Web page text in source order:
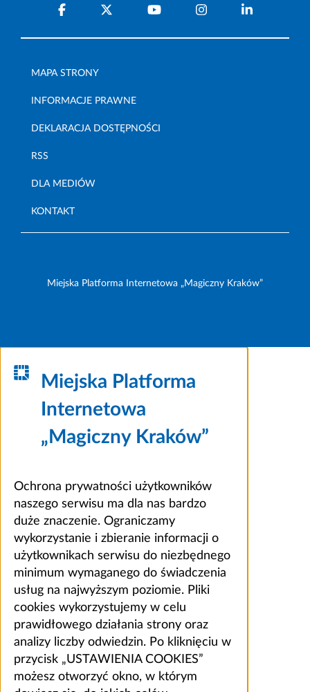
MAPA STRONY
INFORMACJE PRAWNE
DEKLARACJA DOSTĘPNOŚCI
RSS
DLA MEDIÓW
KONTAKT
Miejska Platforma Internetowa „Magiczny Kraków”
Miejska Platforma
Internetowa
„Magiczny Kraków”
Ochrona prywatności użytkowników
naszego serwisu ma dla nas bardzo
duże znaczenie. Ograniczamy
wykorzystanie i zbieranie informacji o
użytkownikach serwisu do niezbędnego
minimum wymaganego do świadczenia
usług na najwyższym poziomie. Pliki
cookies wykorzystujemy w celu
prawidłowego działania strony oraz
analizy liczby odwiedzin. Po kliknięciu w
przycisk „USTAWIENIA COOKIES”
możesz otworzyć okno, w którym